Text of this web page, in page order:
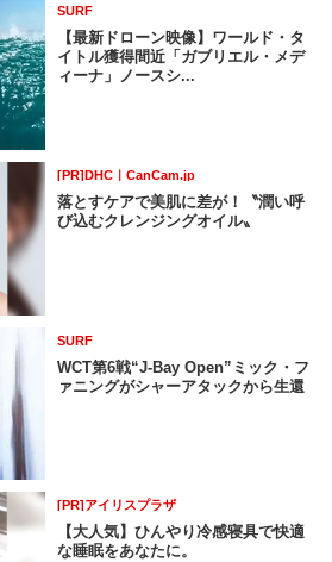
SURF
【最新ドローン映像】ワールド・タ
イトル獲得間近「ガブリエル・メデ
ィーナ」ノースシ...
[PR]DHC｜CanCam.jp
落とすケアで美肌に差が！〝潤い呼
び込むクレンジングオイル〟
SURF
WCT第6戦“J-Bay Open”ミック・フ
ァニングがシャーアタックから生還
[PR]アイリスプラザ
【大人気】ひんやり冷感寝具で快適
な睡眠をあなたに。